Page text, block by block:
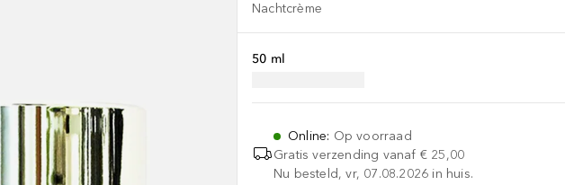
Nachtcrème
50 ml
Online: Op voorraad
Gratis verzending vanaf € 25,00
Nu besteld, vr, 07.08.2026 in huis.